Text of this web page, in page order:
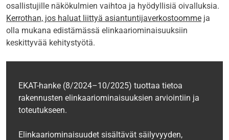
osallistujille näkökulmien vaihtoa ja hyödyllisiä oivalluksia.
Kerrothan, jos haluat liittyä asiantuntijaverkostoomme ja
olla mukana edistämässä elinkaariominaisuuksiin
keskittyvää kehitystyötä.
EKAT-hanke (8/2024–10/2025) tuottaa tietoa
rakennusten elinkaariominaisuuksien arviointiin ja
toteutukseen.
Elinkaariominaisuudet sisältävät säilyvyyden,